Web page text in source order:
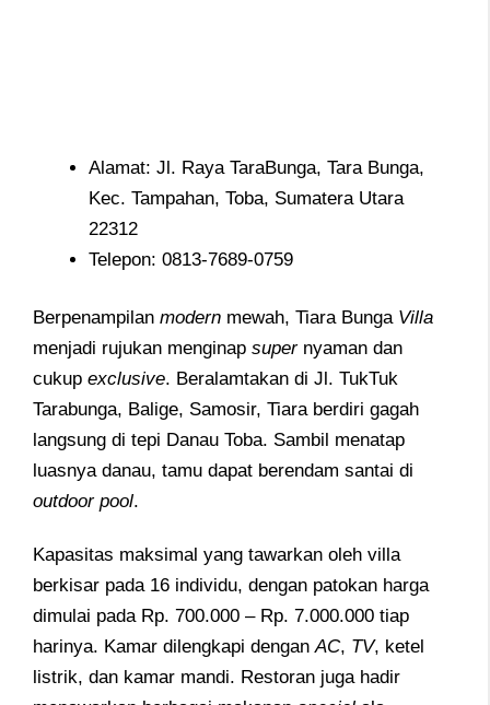
Alamat: Jl. Raya TaraBunga, Tara Bunga,
Kec. Tampahan, Toba, Sumatera Utara
22312
Telepon: 0813-7689-0759
Berpenampilan modern mewah, Tiara Bunga Villa
menjadi rujukan menginap supernyaman dan
cukup exclusive. Beralamtakan di Jl. TukTuk
Tarabunga, Balige, Samosir, Tiara berdiri gagah
langsung di tepi Danau Toba. Sambil menatap
luasnya danau, tamu dapat berendam santai di
outdoor pool.
Kapasitas maksimal yang tawarkan oleh villa
berkisar pada 16 individu, dengan patokan harga
dimulai pada Rp. 700.000 – Rp. 7.000.000 tiap
harinya. Kamar dilengkapi dengan AC, TV, ketel
listrik, dan kamar mandi. Restoran juga hadir